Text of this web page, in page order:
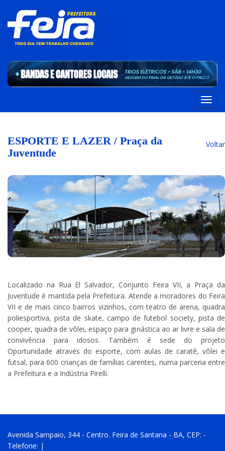
ESPORTE E LAZER / Praça da
Juventude
Voltar
Localizado na Rua El Salvador, Conjunto Feira VII, a Praça da
Juventude é mantida pela Prefeitura. Atende a moradores do Feira
VII e de mais cinco bairros vizinhos, com teatro de arena, quadra
poliesportiva, pista de skate, campo de futebol society, pista de
cooper, quadra de vôlei, espaço para ginástica ao ar livre e sala de
convivência para idosos. Também é sede do projeto
Oportunidade através do esporte, com aulas de caratê, vôlei e
futsal, para 600 crianças de famílias carentes, numa parceria entre
a Prefeitura e a Indústria Pirelli.
Avenida Sampaio, 344 - Centro. Feira de Santana - BA, CEP: -
Telefone: |